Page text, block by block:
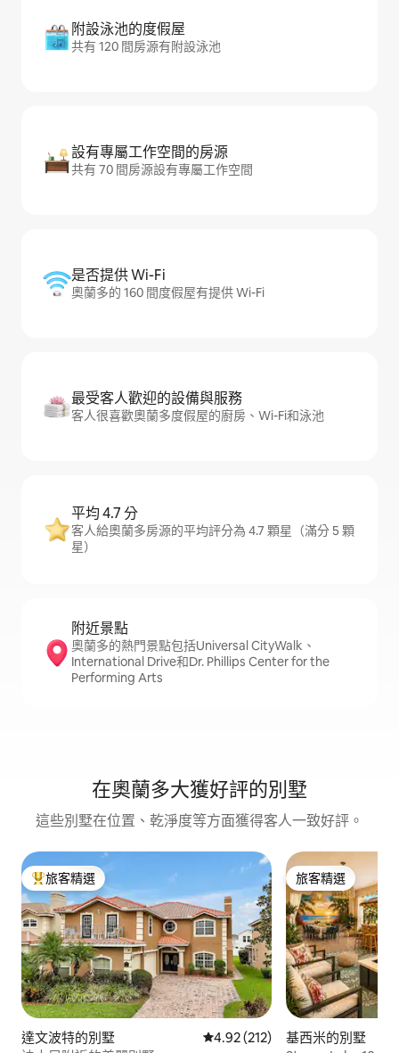
附設泳池的度假屋
共有 120 間房源有附設泳池
設有專屬工作空間的房源
共有 70 間房源設有專屬工作空間
是否提供 Wi-Fi
奧蘭多的 160 間度假屋有提供 Wi-Fi
最受客人歡迎的設備與服務
客人很喜歡奧蘭多度假屋的廚房、Wi-Fi和泳池
平均 4.7 分
客人給奧蘭多房源的平均評分為 4.7 顆星（滿分 5 顆
星）
附近景點
奧蘭多的熱門景點包括Universal CityWalk、
International Drive和Dr. Phillips Center for the
Performing Arts
在奧蘭多大獲好評的別墅
這些別墅在位置、乾淨度等方面獲得客人一致好評。
旅客精選榜首
旅客精選
達文波特的別墅 從 212 則評價中獲得 4.92 的平
4.92 (212)
旅客精選
旅客精選
基西米的別墅